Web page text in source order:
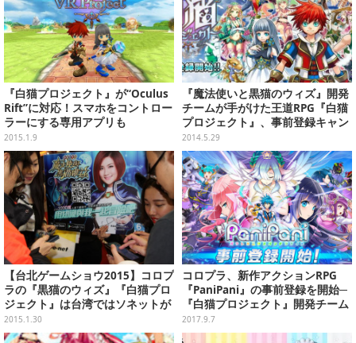
『白猫プロジェクト』が“Oculus
Rift”に対応！スマホをコントロー
ラーにする専用アプリも
2015.1.9
『魔法使いと黒猫のウィズ』開発
チームが手がけた王道RPG『白猫
プロジェクト』、事前登録キャン
ペーンスタート
2014.5.29
【台北ゲームショウ2015】コロプ
ラの『黒猫のウィズ』『白猫プロ
ジェクト』は台湾ではソネットが
提供
2015.1.30
コロプラ、新作アクションRPG
『PaniPani』の事前登録を開始─
『白猫プロジェクト』開発チーム
の最新作
2017.9.7